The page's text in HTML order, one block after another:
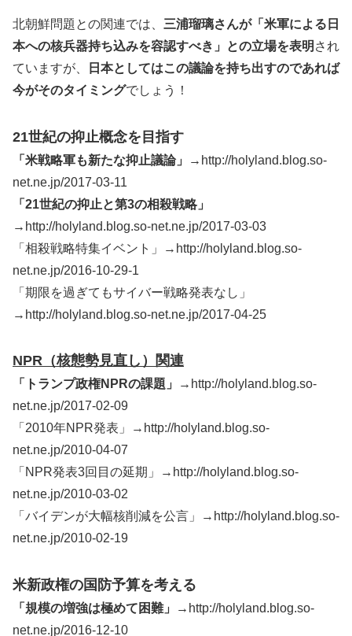
北朝鮮問題との関連では、 三浦瑠璃さんが「米軍による日
本への核兵器持ち込みを容認すべき」との立場を表明 され
ていますが、
日本としてはこの議論を持ち出すのであれば
今がそのタイミングでしょう！
21世紀の抑止概念を目指す
「米戦略軍も新たな抑止議論」→ http://holyland.blog.so-
net.ne.jp/2017-03-11
「21世紀の抑止と第3の相殺戦略」
→ http://holyland.blog.so-net.ne.jp/2017-03-03
「相殺戦略特集イベント」→http://holyland.blog.so-
net.ne.jp/2016-10-29-1
「期限を過ぎてもサイバー戦略発表なし」
→http://holyland.blog.so-net.ne.jp/2017-04-25
NPR（核態勢見直し）関連
「トランプ政権NPRの課題」→ http://holyland.blog.so-
net.ne.jp/2017-02-09
「2010年NPR発表」→http://holyland.blog.so-
net.ne.jp/2010-04-07
「NPR発表3回目の延期」→http://holyland.blog.so-
net.ne.jp/2010-03-02
「バイデンが大幅核削減を公言」→http://holyland.blog.so-
net.ne.jp/2010-02-19
米新政権の国防予算を考える
「規模の増強は極めて困難」→ http://holyland.blog.so-
net.ne.jp/2016-12-10